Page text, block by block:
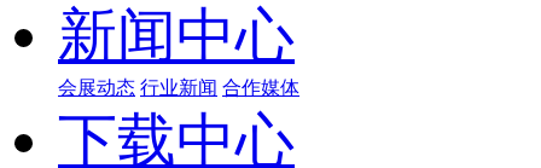
新闻中心
会展动态 行业新闻 合作媒体
下载中心